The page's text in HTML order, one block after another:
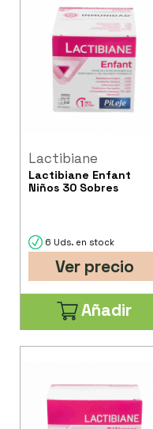
Lactibiane
Lactibiane Enfant
Niños 30 Sobres
6 Uds. en stock
Ver precio
Añadir